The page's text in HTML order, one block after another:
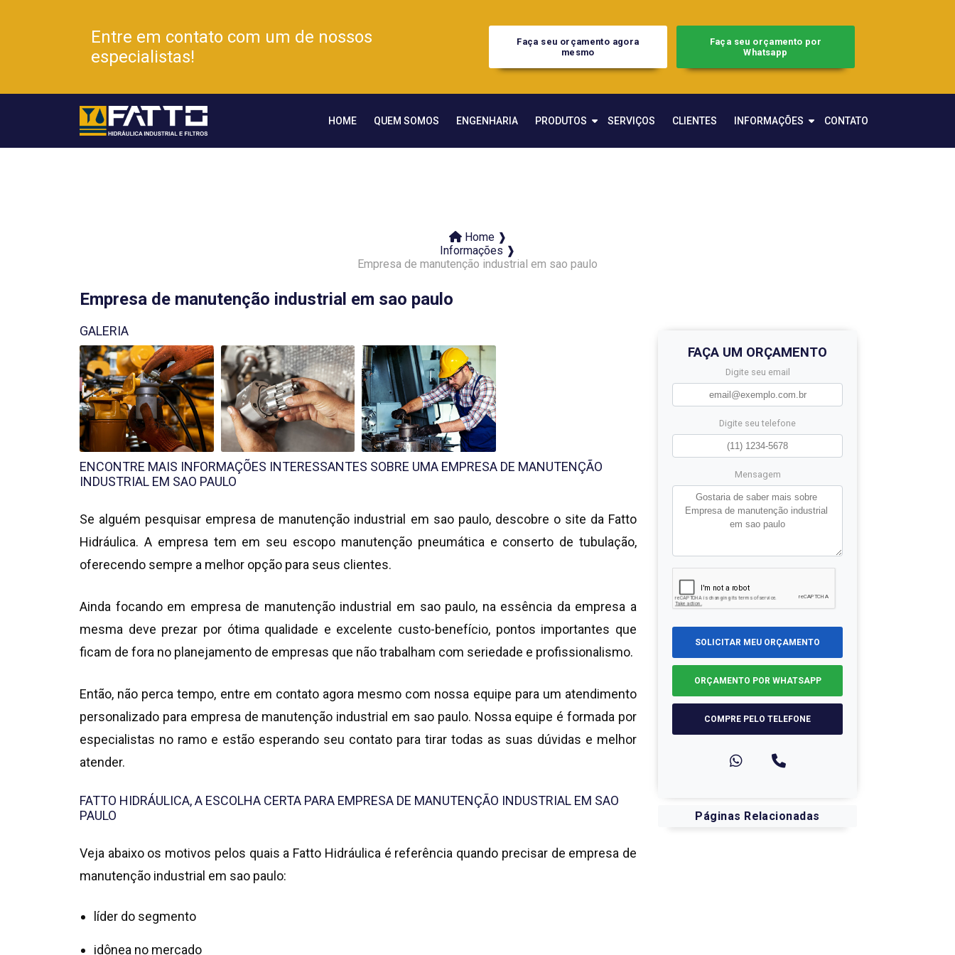
Entre em contato com um de nossos
especialistas!
Faça seu orçamento agora
mesmo
Faça seu orçamento por
Whatsapp
HOME QUEM SOMOS ENGENHARIA PRODUTOS SERVIÇOS CLIENTES INFORMAÇÕES CONTATO
Home ❱
Informações ❱
Empresa de manutenção industrial em sao paulo
Empresa de manutenção industrial em sao paulo
GALERIA
ENCONTRE MAIS INFORMAÇÕES INTERESSANTES SOBRE UMA EMPRESA DE MANUTENÇÃO
INDUSTRIAL EM SAO PAULO
Se alguém pesquisar empresa de manutenção industrial em sao paulo, descobre o site da Fatto
Hidráulica. A empresa tem em seu escopo manutenção pneumática e conserto de tubulação,
oferecendo sempre a melhor opção para seus clientes.
Ainda focando em empresa de manutenção industrial em sao paulo, na essência da empresa a
mesma deve prezar por ótima qualidade e excelente custo-benefício, pontos importantes que
ficam de fora no planejamento de empresas que não trabalham com seriedade e profissionalismo.
Então, não perca tempo, entre em contato agora mesmo com nossa equipe para um atendimento
personalizado para empresa de manutenção industrial em sao paulo. Nossa equipe é formada por
especialistas no ramo e estão esperando seu contato para tirar todas as suas dúvidas e melhor
atender.
FATTO HIDRÁULICA, A ESCOLHA CERTA PARA EMPRESA DE MANUTENÇÃO INDUSTRIAL EM SAO
PAULO
Veja abaixo os motivos pelos quais a Fatto Hidráulica é referência quando precisar de empresa de
manutenção industrial em sao paulo:
líder do segmento
idônea no mercado
FAÇA UM ORÇAMENTO
Digite seu email
Digite seu telefone
Mensagem
SOLICITAR MEU ORÇAMENTO
ORÇAMENTO POR WHATSAPP
COMPRE PELO TELEFONE
Páginas Relacionadas